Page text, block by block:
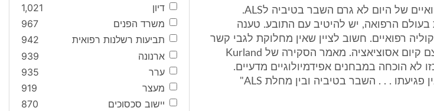
". . . על בסיס הנתונים המדעיים-רפואיים של היום לא גרם השבר בטיביה לALS.
הרפואה, יש להיטיב עם התובע. טענה
רפואיים. חשוב לציין שאין מחלוקת לגבי קשר
גרימה בין שבר לALS, אלא לגבי עצם קיום אסוציאציה. מאמר הסקירה של Kurland
לא הוכחה במבחנים אפידמיולוגיים מדעיים.
לסכום: קובעת הועדה כי אין קשר בין פגיעתו . . . השבר בטיביה ובין מחלת ALS"
דיון
1,021
משרד הפנים
967
תביעות רשלנות רפואית
942
ארנונה
939
ערר
935
מעצר
919
יישוב סכסוכים
870